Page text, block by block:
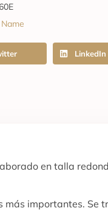
Name
LinkedIn
en talla
importantes. Se